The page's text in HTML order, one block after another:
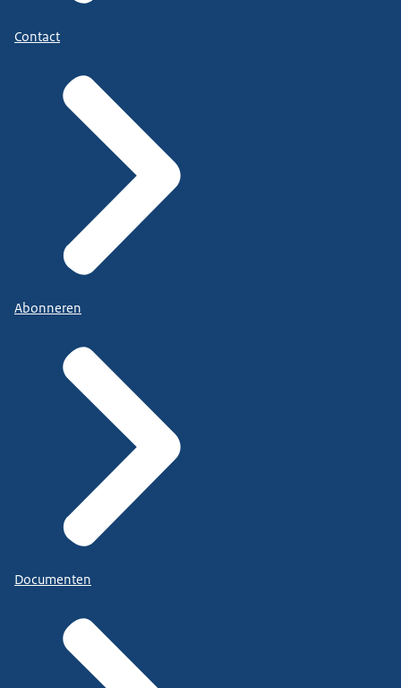
Contact
Abonneren
Documenten